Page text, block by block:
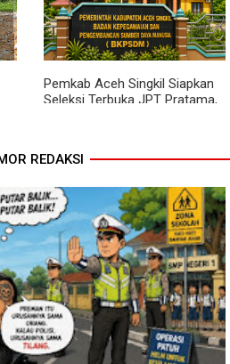
Babinsa Dampingi Warga
Kembangkan Semangka
Pemkab Aceh Singkil Siapkan
Seleksi Terbuka JPT Pratama,
REDAKSI